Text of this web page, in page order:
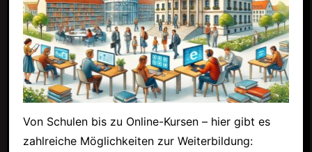
Von Schulen bis zu Online-Kursen – hier gibt es
zahlreiche Möglichkeiten zur Weiterbildung: